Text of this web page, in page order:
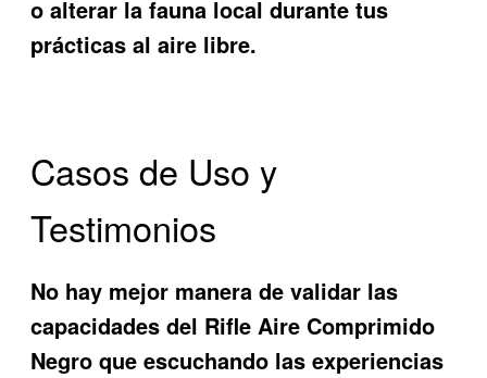
o alterar la fauna local durante tus
prácticas al aire libre.
Casos de Uso y
Testimonios
No hay mejor manera de validar las
capacidades del Rifle Aire Comprimido
Negro que escuchando las experiencias